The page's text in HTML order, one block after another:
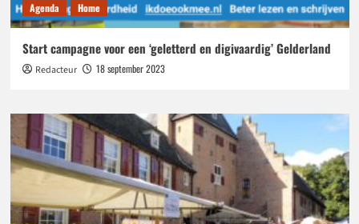
Agenda Home
Start campagne voor een ‘geletterd en digivaardig’ Gelderland
Redacteur 18 september 2023